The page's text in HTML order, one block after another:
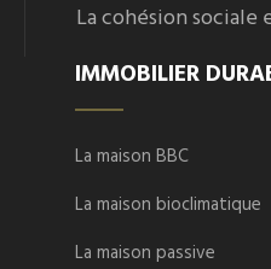
La cohésion sociale
IMMOBILIER
La maison BBC
La maison bioclimatique
La maison passive